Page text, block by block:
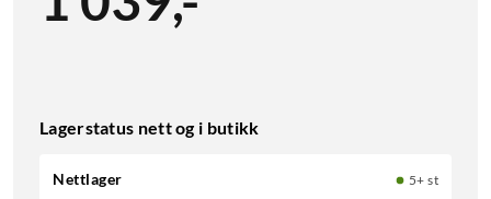
Lagerstatus nett og i butikk
Nettlager
5+ st